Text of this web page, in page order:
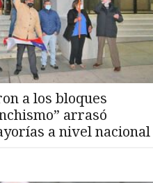
a los bloques
arrasó
a nivel nacional